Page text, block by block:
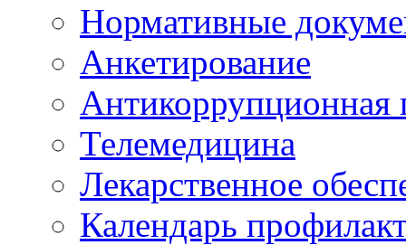
Нормативные
Анкетирование
Антикоррупционная
Телемедицина
Лекарственное
Календарь